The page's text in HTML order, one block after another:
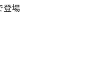
登場